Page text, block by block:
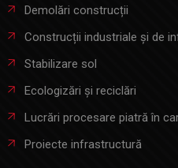
Demolări construcții
Construcții industriale și de
Stabilizare sol
Ecologizări și reciclări
Lucrări procesare piatră în
Proiecte infrastructură